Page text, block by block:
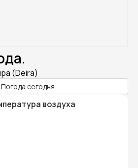
(Deira)
Погода сегодня
воздуха